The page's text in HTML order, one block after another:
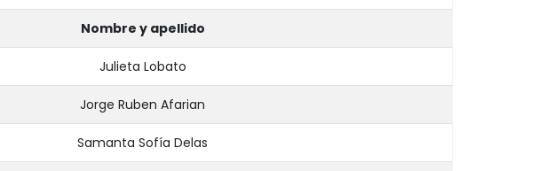
Nombre y apellido
Julieta Lobato
Jorge Ruben Afarian
Samanta Sofía Delas